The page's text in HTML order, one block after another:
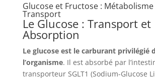
Glucose et Fructose :
Transport
Le Glucose : Transport et
Absorption
Le glucose est le carburant privilégié
l’organisme. Il est absorbé par
transporteur SGLT1 (Sodium-Glucose